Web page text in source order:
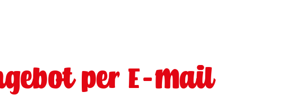
per E-Mail